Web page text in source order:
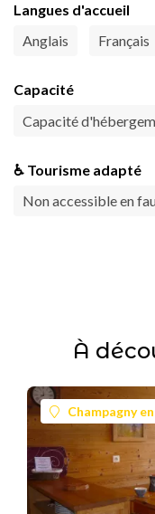
Langues d'accueil
Anglais
Français
Capacité
Capacité
♿ Tourisme adapté
Non accessible en
À
Champagny